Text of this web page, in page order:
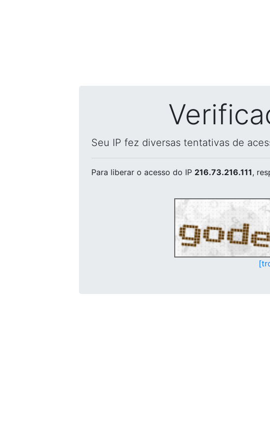
Seu IP fez diversas tentativas de
Para liberar o acesso do IP 216.73.216.111,